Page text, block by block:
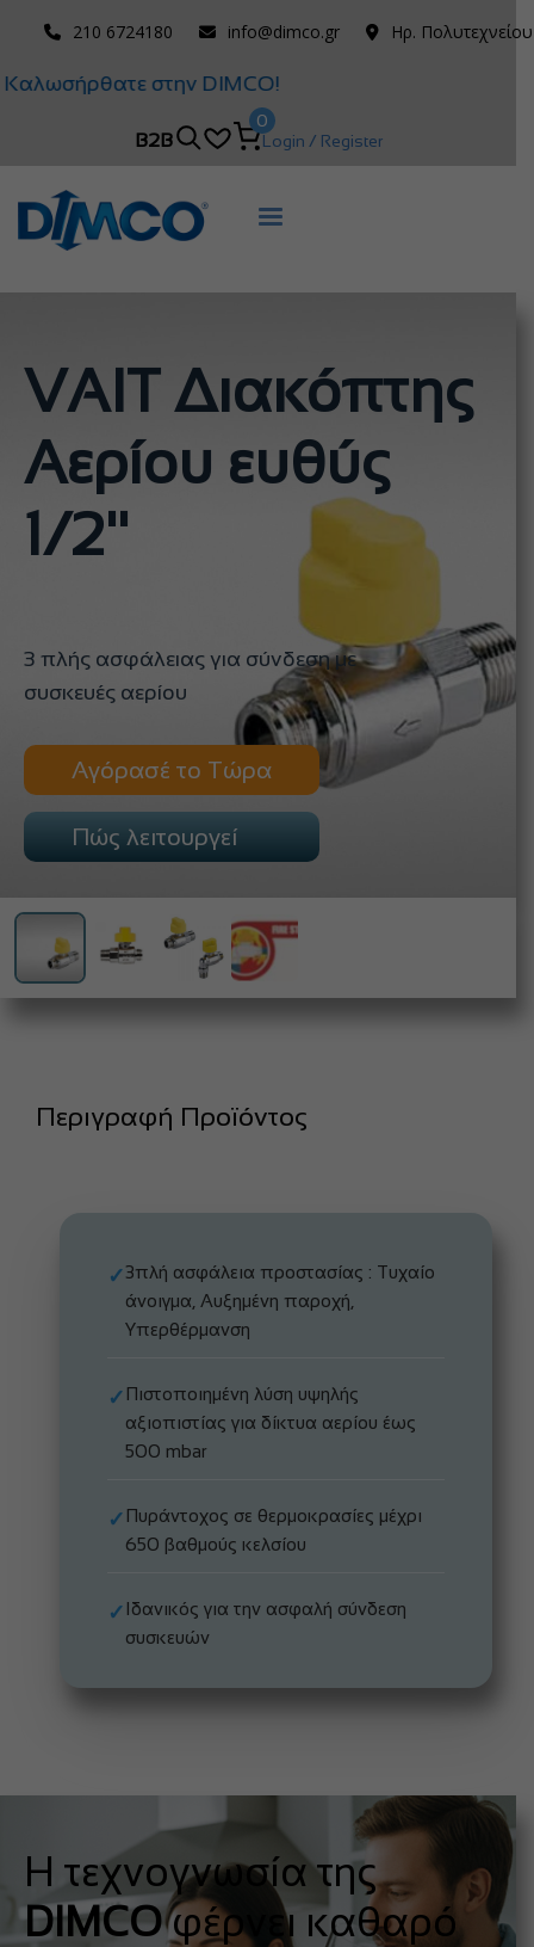
210 6724180 info@dimco.gr Ηρ.
Καλωσήρθατε στην DIMCO!
B2B
0
Login / Register
VAIT Διακόπτης
Αερίου ευθύς
1/2''
3 πλής ασφάλειας για σύνδεση με
συσκευές αερίου
Αγόρασέ το Τώρα
Πώς λειτουργεί
Περιγραφή Προϊόντος
✓3πλή ασφάλεια προστασίας : Τυχαίο
άνοιγμα, Αυξημένη παροχή,
Υπερθέρμανση
✓ Πιστοποιημένη λύση υψηλής
αξιοπιστίας για δίκτυα αερίου έως
500 mbar
✓ Πυράντοχος σε θερμοκρασίες μέχρι
650 βαθμούς κελσίου
✓ Ιδανικός για την ασφαλή σύνδεση
συσκευών
Η τεχνογνωσία της
DIMCOφέρνει καθαρό